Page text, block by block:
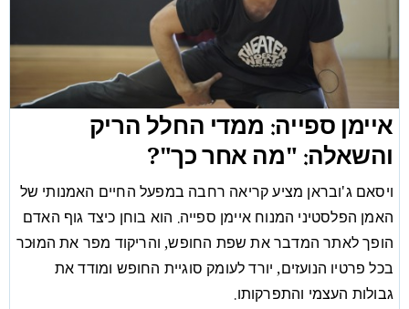
איימן ספייה: ממדי החלל הריק
והשאלה: "מה אחר כך"?
ויסאם ג'ובראן מציע קריאה רחבה במפעל החיים האמנותי של
האמן הפלסטיני המנוח איימן ספייה. הוא בוחן כיצד גוף האדם
הופך לאתר המדבר את שפת החופש, והריקוד מפר את המוּכר
בכל פרטיו הנועזים, יורד לעומק סוגיית החופש ומודד את
גבולות העצמי והתפרקותו.